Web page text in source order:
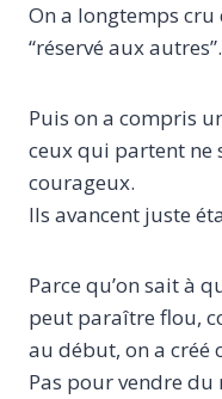
On a longtemps
“réservé aux autres”.
Puis on a compris
ceux qui partent ne
courageux.
Ils avancent juste
Parce qu’on sait à
peut paraître flou,
au début, on a créé
Pas pour vendre